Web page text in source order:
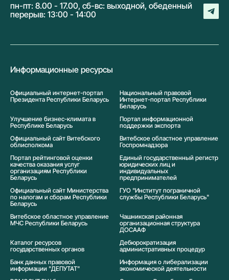
пн-пт: 8.00 - 17.00, сб-вс: выходной, обеденный
перерыв: 13:00 - 14:00
Информационные ресурсы
Официальный интернет-портал
Президента Республики Беларусь
Национальный правовой
Интернет-портал Республики
Беларусь
Улучшение бизнес-климата в
Республике Беларусь
Портал информационной
поддержки экспорта
Официальный сайт Витебского
облисполкома
Витебское областное управление
Госпромнадзора
Портал рейтинговой оценки
качества оказания услуг
организациям Республики
Беларусь
Единый государственный регистр
юридических лиц и
индивидуальных
предпринимателей
Официальный сайт Министерства
по налогам и сборам Республики
Беларусь
ГУО "Институт пограничной
службы Республики Беларусь"
Витебское областное управление
МЧС Республики Беларусь
Чашникская районная
организационная структура
ДОСААФ
Каталог ресурсов
государственных органов
Дебюрократизация
административных процедур
Банк данных правовой
информации "ДЕПУТАТ"
Информация о либерализации
экономической деятельности